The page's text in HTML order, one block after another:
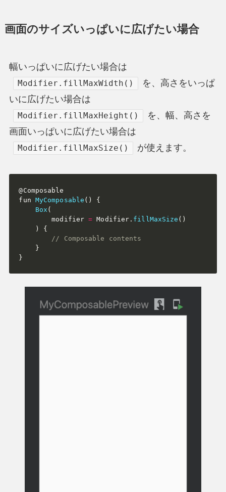
画面のサイズいっぱいに広げたい場合
幅いっぱいに広げたい場合は
Modifier.fillMaxWidth()
を、高さをいっぱ
いに広げたい場合は
Modifier.fillMaxHeight()
を、幅、高さを
画面いっぱいに広げたい場合は
Modifier.fillMaxSize() が使えます。
@Composable
fun MyComposable ( )
{
Box (
modifier = Modifier . fillMaxSize ( )
)
{
// Composable contents
}
}